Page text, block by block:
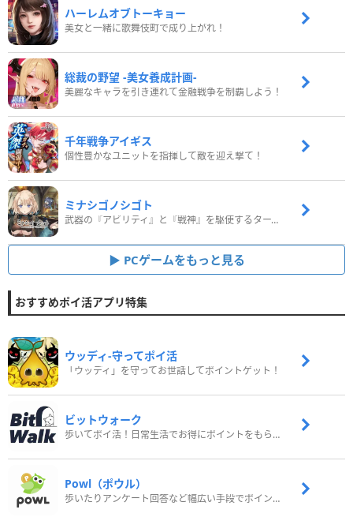
ハーレムオブトーキョー
美女と一緒に歌舞伎町で成り上がれ！
総裁の野望 -美女養成計画-
美麗なキャラを引き連れて金融戦争を制覇しよう！
千年戦争アイギス
個性豊かなユニットを指揮して敵を迎え撃て！
ミナシゴノシゴト
武器の『アビリティ』と『戦神』を駆使するターン制コマンドバトルRPG！
PCゲームをもっと見る
おすすめポイ活アプリ特集
ウッディ‐守ってポイ活
「ウッディ」を守ってお世話してポイントゲット！
ビットウォーク
歩いてポイ活！日常生活でお得にポイントをもらおう
Powl（ポウル）
歩いたりアンケート回答など幅広い手段でポイントをゲット